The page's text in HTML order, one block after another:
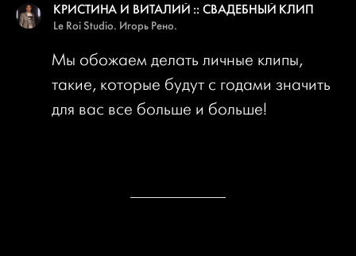
КРИСТИНА И ВИТАЛИЙ :: СВАДЕБНЫЙ КЛИП
Le Roi Studio. Игорь Рено.
Мы обожаем делать личные клипы,
такие, которые будут с годами значить
для вас все больше и больше!